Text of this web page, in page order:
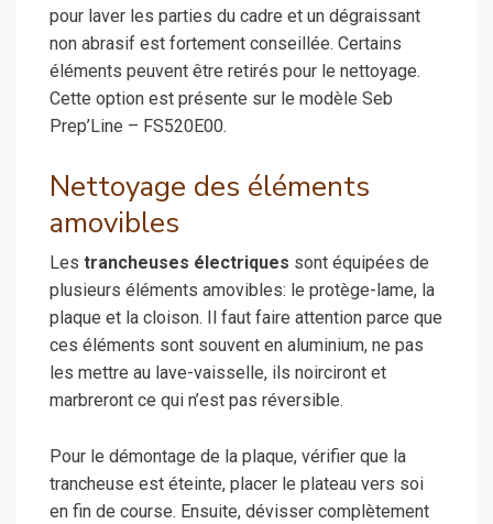
pour laver les parties du cadre et un dégraissant
non abrasif est fortement conseillée. Certains
éléments peuvent être retirés pour le nettoyage.
Cette option est présente sur le modèle Seb
Prep’Line – FS520E00.
Nettoyage des éléments
amovibles
Les trancheuses électriques sont équipées de
plusieurs éléments amovibles: le protège-lame, la
plaque et la cloison. Il faut faire attention parce que
ces éléments sont souvent en aluminium, ne pas
les mettre au lave-vaisselle, ils noirciront et
marbreront ce qui n’est pas réversible.
Pour le démontage de la plaque, vérifier que la
trancheuse est éteinte, placer le plateau vers soi
en fin de course. Ensuite, dévisser complètement